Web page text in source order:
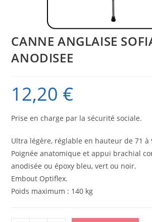
CANNE ANGLAISE
ANODISEE
12,20 €
Prise en charge par la sécurité sociale.
Ultra légère, réglable en hauteur de 71 à
Poignée anatomique et appui brachial
anodisée ou époxy bleu, vert ou noir.
Embout Optiflex.
Poids maximum : 140 kg